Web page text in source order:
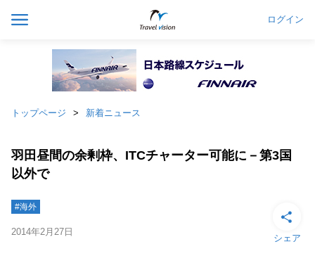
ログイン
トップページ 新着ニュース
羽田昼間の余剰枠、ITCチャーター可能に－第3国
以外で
#海外
2014年2月27日
シェア